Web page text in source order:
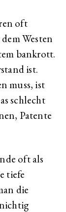
oft
Westen
bankrott.
ist.
muss, ist
schlecht
Patente
oft als
tiefe
die